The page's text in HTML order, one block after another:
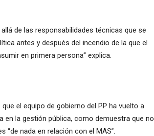
de las responsabilidades técnicas que se
antes y después del incendio de la que el
en primera persona” explica.
el equipo de gobierno del PP ha vuelto a
en la gestión pública, como demuestra que no
nada en relación con el MAS”.